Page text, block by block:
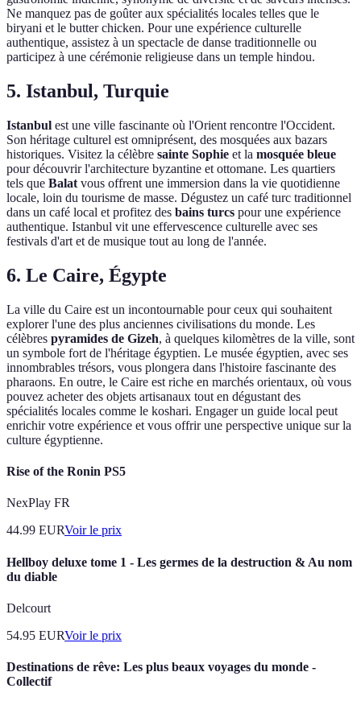
Ne manquez pas de goûter aux spécialités locales telles que le
biryani et le butter chicken. Pour une expérience culturelle
authentique, assistez à un spectacle de danse traditionnelle ou
participez à une cérémonie religieuse dans un temple hindou.
5. Istanbul, Turquie
Istanbul est une ville fascinante où l'Orient rencontre l'Occident.
Son héritage culturel est omniprésent, des mosquées aux bazars
historiques. Visitez la célèbre sainte Sophie et la mosquée bleue
pour découvrir l'architecture byzantine et ottomane. Les quartiers
tels que Balat vous offrent une immersion dans la vie quotidienne
locale, loin du tourisme de masse. Dégustez un café turc traditionnel
dans un café local et profitez des bains turcs pour une expérience
authentique. Istanbul vit une effervescence culturelle avec ses
festivals d'art et de musique tout au long de l'année.
6. Le Caire, Égypte
La ville du Caire est un incontournable pour ceux qui souhaitent
explorer l'une des plus anciennes civilisations du monde. Les
célèbres pyramides de Gizeh, à quelques kilomètres de la ville, sont
un symbole fort de l'héritage égyptien. Le musée égyptien, avec ses
innombrables trésors, vous plongera dans l'histoire fascinante des
pharaons. En outre, le Caire est riche en marchés orientaux, où vous
pouvez acheter des objets artisanaux tout en dégustant des
spécialités locales comme le koshari. Engager un guide local peut
enrichir votre expérience et vous offrir une perspective unique sur la
culture égyptienne.
Rise of the Ronin PS5
NexPlay FR
44.99 EURVoir le prix
Hellboy deluxe tome 1 - Les germes de la destruction & Au nom
du diable
Delcourt
54.95 EURVoir le prix
Destinations de rêve: Les plus beaux voyages du monde -
Collectif